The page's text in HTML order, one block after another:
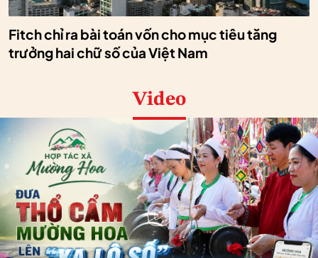
Fitch chỉ ra bài toán vốn cho mục tiêu tăng
trưởng hai chữ số của Việt Nam
Video